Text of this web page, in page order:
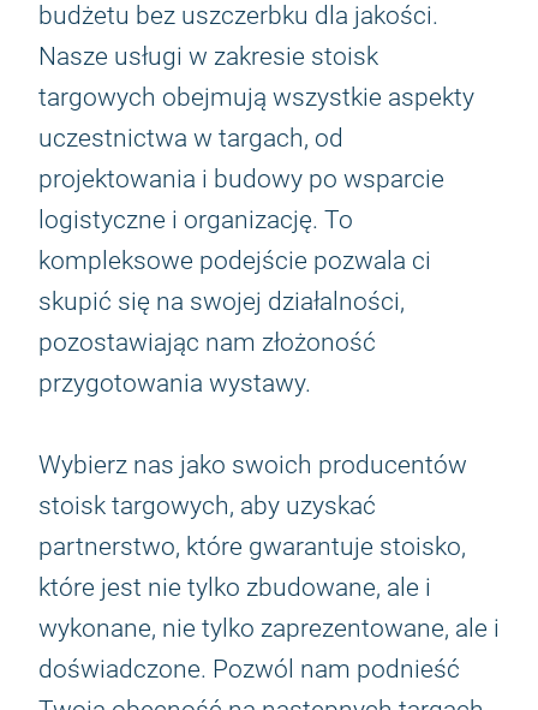
budżetu bez uszczerbku dla jakości.
Nasze usługi w zakresie stoisk
targowych obejmują wszystkie aspekty
uczestnictwa w targach, od
projektowania i budowy po wsparcie
logistyczne i organizację. To
kompleksowe podejście pozwala ci
skupić się na swojej działalności,
pozostawiając nam złożoność
przygotowania wystawy.
Wybierz nas jako swoich producentów
stoisk targowych, aby uzyskać
partnerstwo, które gwarantuje stoisko,
które jest nie tylko zbudowane, ale i
wykonane, nie tylko zaprezentowane, ale i
doświadczone. Pozwól nam podnieść